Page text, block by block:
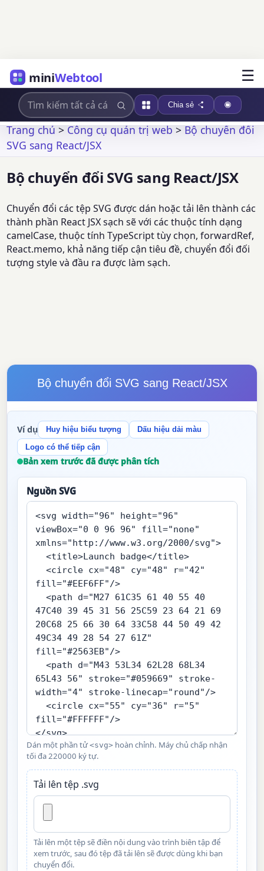
miniWebtool ☰
Chia sẻ
Trang chủ>Công cụ quản trị web>Bộ chuyển đổi
SVG sang React/JSX
Bộ chuyển đổi SVG sang React/JSX
Chuyển đổi các tệp SVG được dán hoặc tải lên thành các
thành phần React JSX sạch sẽ với các thuộc tính dạng
camelCase, thuộc tính TypeScript tùy chọn, forwardRef,
React.memo, khả năng tiếp cận tiêu đề, chuyển đổi đối
tượng style và đầu ra được làm sạch.
Bộ chuyển đổi SVG sang React/JSX
Ví dụ Huy hiệu biểu tượng
Dấu hiệu dải màu
Logo có thể tiếp cận
Bản xem trước đã được phân tích
Nguồn SVG
Dán một phần tử <svg> hoàn chỉnh. Máy chủ chấp nhận
tối đa 220000 ký tự.
Tải lên tệp .svg
Tải lên một tệp sẽ điền nội dung vào trình biên tập để
xem trước, sau đó tệp đã tải lên sẽ được dùng khi bạn
chuyển đổi.